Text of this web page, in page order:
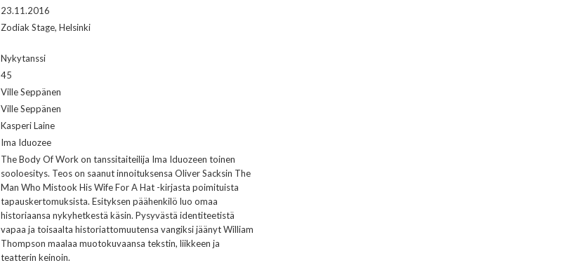
23.11.2016
Zodiak Stage, Helsinki
Nykytanssi
45
Ville Seppänen
Ville Seppänen
Kasperi Laine
Ima Iduozee
The Body Of Work on tanssitaiteilija Ima Iduozeen toinen
sooloesitys. Teos on saanut innoituksensa Oliver Sacksin The
Man Who Mistook His Wife For A Hat -kirjasta poimituista
tapauskertomuksista. Esityksen päähenkilö luo omaa
historiaansa nykyhetkestä käsin. Pysyvästä identiteetistä
vapaa ja toisaalta historiattomuutensa vangiksi jäänyt William
Thompson maalaa muotokuvaansa tekstin, liikkeen ja
teatterin keinoin.